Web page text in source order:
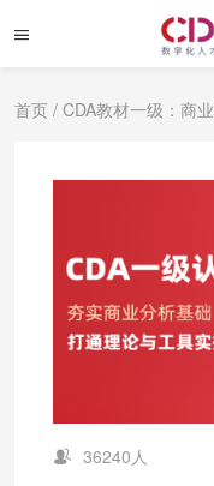
首页 / CDA教材一级：商
36240人